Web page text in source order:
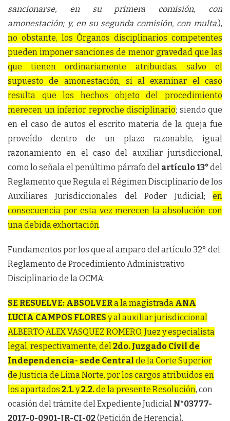
sancionarse, en su primera comisión, con
amonestación; y, en su segunda comisión, con multa.),
no obstante, los Órganos disciplinarios competentes
pueden imponer sanciones de menor gravedad que las
que tienen ordinariamente atribuidas, salvo el
supuesto de amonestación, si al examinar el caso
resulta que los hechos objeto del procedimiento
merecen un inferior reproche disciplinario; siendo que
en el caso de autos el escrito materia de la queja fue
proveído dentro de un plazo razonable, igual
razonamiento en el caso del auxiliar jurisdiccional,
como lo señala el penúltimo párrafo del artículo 13° del
Reglamento que Regula el Régimen Disciplinario de los
Auxiliares Jurisdiccionales del Poder Judicial; en
consecuencia por esta vez merecen la absolución con
una debida exhortación.
Fundamentos por los que al amparo del artículo 32° del
Reglamento de Procedimiento Administrativo
Disciplinario de la OCMA:
SE RESUELVE: ABSOLVERa la magistrada ANA
LUCIA CAMPOS FLORES y al auxiliar jurisdiccional
ALBERTO ALEX VASQUEZ ROMERO, Juez y especialista
legal, respectivamente, del 2do. Juzgado Civil de
Independencia- sede Central de la Corte Superior
de Justicia de Lima Norte, por los cargos atribuidos en
los apartados 2.1.y2.2.de la presente Resolución, con
ocasión del trámite del Expediente Judicial N*03777-
2017-0-0901-JR-CI-02(Petición de Herencia).